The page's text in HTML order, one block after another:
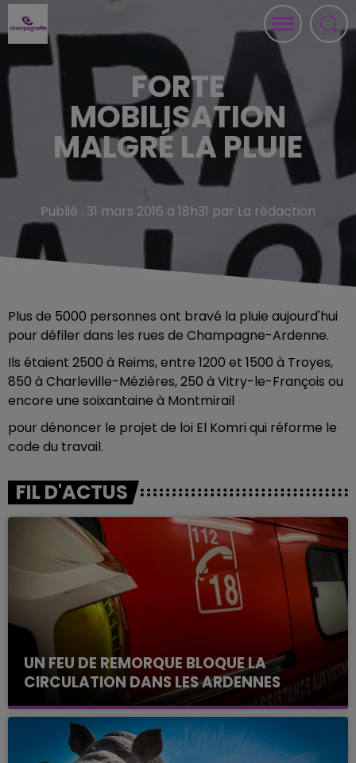
FORTE
MOBILISATION
MALGRÉ LA PLUIE
Publié : 31 mars 2016 à 18h31 par La rédaction
Plus de 5000 personnes ont bravé la pluie aujourd'hui
pour défiler dans les rues de Champagne-Ardenne.
Ils étaient 2500 à Reims, entre 1200 et 1500 à Troyes,
850 à Charleville-Mézières, 250 à Vitry-le-François ou
encore une soixantaine à Montmirail
pour dénoncer le projet de loi El Komri qui réforme le
code du travail.
FIL D'ACTUS
UN FEU DE REMORQUE BLOQUE LA
CIRCULATION DANS LES ARDENNES
Un feu de remorque s'est déclaré ce mercredi en
fin de matinée sur l'A34.